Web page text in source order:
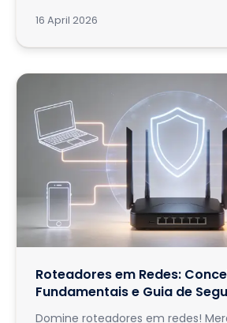
16 April 2026
Roteadores em Redes:
Fundamentais e Guia de
Domine roteadores em redes!